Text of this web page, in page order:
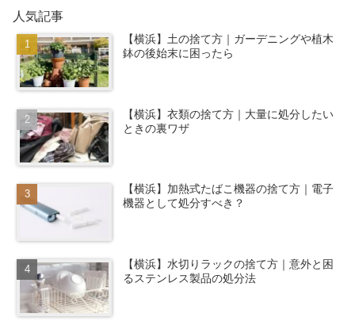
人気記事
【横浜】土の捨て方｜ガーデニングや植木
鉢の後始末に困ったら
【横浜】衣類の捨て方｜大量に処分したい
ときの裏ワザ
【横浜】加熱式たばこ機器の捨て方｜電子
機器として処分すべき？
【横浜】水切りラックの捨て方｜意外と困
るステンレス製品の処分法